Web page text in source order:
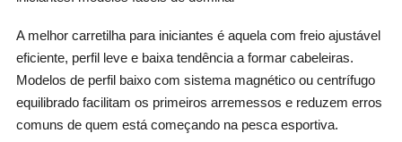
Modelos
Dominar
A melhor carretilha para iniciantes é aquela com freio ajustável
eficiente, perfil leve e baixa tendência a formar cabeleiras.
Modelos de perfil baixo com sistema magnético ou centrífugo
equilibrado facilitam os primeiros arremessos e reduzem erros
comuns de quem está começando na pesca esportiva.